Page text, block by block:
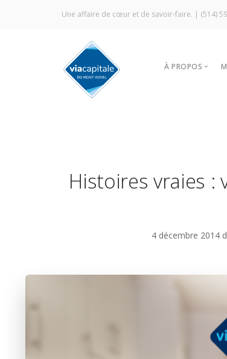
Une affaire de cœur et de savoir-faire. | (514)
À PROPOS
Commercial
Histoires vraies
4 décembre 2014